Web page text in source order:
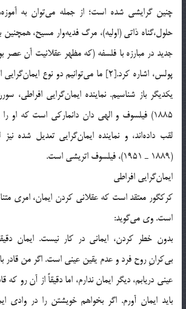
چنين گرايشي شده است؛ از جمله مي‌‌توان به
حلول،‌گناه ذاتي (اوليه)،‌ مرگ فديه‌وار مسيح،
جديد در مبارزه با فلسفه (كه مظهر عقلانيت آن عصر
پولس، اشاره كرد.[2] ما مي‌توانيم دو نوع
1885) فيلسوف و الهي دان دانماركي است كه او را
لقب داده‌اند، و نماينده ايمان‌گرايي تعديل شده
(1889 ـ 1951)، فيلسوف اتريشي است.
ايمان‌گرايي افراطي
كركگور معتقد است كه عقلاني كردن ايمان،‌ امري
است. وي مي‌گويد:
بدون خطر كردن،‌ ايماني در كار نيست. ايمان
بي‌كرانِ روح فرد و عدم يقين عيني است. اگر من قادر
عيني دريابم،‌ ديگر ايمان ندارم، اما دقيقاً از آن رو كه
بايد ايمان آورم. اگر بخواهم خويشتن را در وادي